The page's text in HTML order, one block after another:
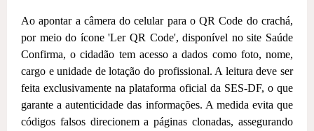
Ao apontar a câmera do celular para o QR Code do crachá,
por meio do ícone 'Ler QR Code', disponível no site Saúde
Confirma, o cidadão tem acesso a dados como foto, nome,
cargo e unidade de lotação do profissional. A leitura deve ser
feita exclusivamente na plataforma oficial da SES-DF, o que
garante a autenticidade das informações. A medida evita que
códigos falsos direcionem a páginas clonadas, assegurando